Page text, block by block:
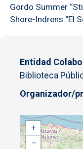
Gordo Summer
Shore-Indrens “El
Entidad
Biblioteca
Organizador/
+
−